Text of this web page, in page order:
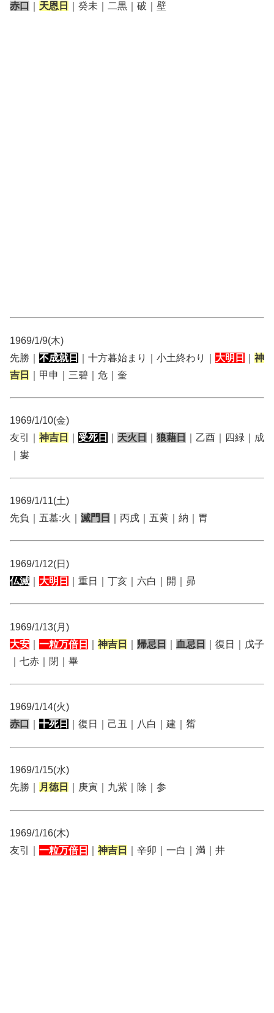
赤口
天恩日 ｜癸未｜二黒｜破｜壁
1969/1/9(木)
先勝｜ 不成就日 ｜十方暮始まり｜小土終わり｜ 大明日
神
吉日
｜甲申｜三碧｜危｜奎
1969/1/10(金)
友引｜ 神吉日 受死日 天火日 狼藉日
｜乙酉｜四緑｜成
｜婁
1969/1/11(土)
先負｜五墓:火｜ 滅門日 ｜丙戌｜五黄｜納｜胃
1969/1/12(日)
仏滅
大明日 ｜重日｜丁亥｜六白｜開｜昴
1969/1/13(月)
大安
一粒万倍日 神吉日 帰忌日 血忌日
｜復日｜戊子
｜七赤｜閉｜畢
1969/1/14(火)
赤口
十死日 ｜復日｜己丑｜八白｜建｜觜
1969/1/15(水)
先勝｜
月徳日 ｜庚寅｜九紫｜除｜参
1969/1/16(木)
友引｜ 一粒万倍日 神吉日 ｜辛卯｜一白｜満｜井